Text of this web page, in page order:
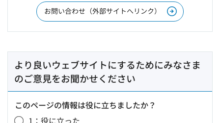
お問い合わせ（外部サイトへリンク）
より良いウェブサイトにするためにみなさま
のご意見をお聞かせください
このページの情報は役に立ちましたか？
1：役に立った